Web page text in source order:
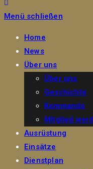
Menü schließen
Home
News
Über uns
Über uns
Geschichte
Kommando
Mitglied
Ausrüstung
Einsätze
Dienstplan